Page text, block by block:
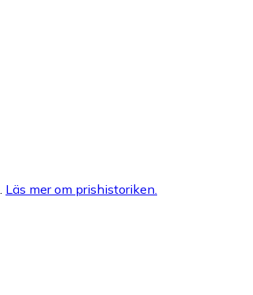
Läs mer om prishistoriken.